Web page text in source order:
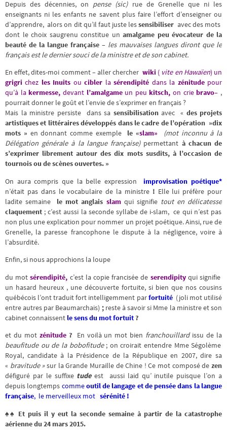
Depuis des décennies, on pense (sic)rue de Grenelle que ni les
enseignants ni les enfants ne savent plus faire l’effort d’enseigner ou
d’apprendre, alors on dit qu’il faut juste lessensibiliser avec des mots
dont le choix saugrenu constitue un amalgame peu évocateur de la
beauté de la langue française – les mauvaises langues diront que le
français est le dernier souci de la ministre et de son cabinet.
En effet, dites-moi comment – aller chercher wiki ( vite en Hawaïen) un
grigri chez les Inuits oucibler lasérendipité dans la zénitude pour
qu’à lakermesse, devantl’amalgame un peu kitsch,on criebravo– ,
pourrait donner le goût et l’envie de s’exprimer en français ?
Mais la ministre persiste dans sa sensibilisationavec « des projets
artistiques et littéraires développés dans le cadre de l’opération »dix
mots » en donnant comme exemple le «slam»
(mot inconnu à la
Délégation générale à la langue française)permettant à chacun de
s’exprimer librement autour des dix mots susdits, à l’occasion de
tournois ou de scènes ouvertes. »
On aura compris que la belle expression
improvisation poétique*
n’était pas dans le vocabulaire de la ministre! Elle lui préfère pour
ladite semaine le mot anglais slam qui signifie tout en délicatesse
claquement ; c’est aussi la seconde syllabe de i-slam, ce qui n’est pas
non plus une explication pour nommer un projet poétique. Ainsi, rue de
Grenelle, la paresse francophone le dispute à la négligence, voire à
l’absurdité.
Enfin, si nous approchions la loupe
du motsérendipité, c’est la copie francisée de serendipityqui signifie
un hasard heureux , une découverte fortuite, si bien que nos cousins
québécois l’ont traduit fort intelligemment parfortuité (joli mot utilisé
entre autres par Beaumarchais) ; reste à savoir si Mme la ministre et son
cabinet connaissentle sens du mot fortuit ?
et du mot zénitude? En voilà un mot bien franchouillardissu de la
beaufitude ou de la bobofitude; on croirait entendre Mme Ségolème
Royal, candidate à la Présidence de la République en 2007, dire sa
« bravitude »sur la Grande Muraille de Chine ! Ce mot composé dezen
défiguré par le suffixe tudeest aussi laid qu’ inutile puisque l’on a
depuis longtemps commeoutil de langage et de pensée dans la langue
française, le merveilleux mot sérénité !
♠♠ Et puis il y eut la seconde semaine à partir de la catastrophe
aérienne du 24 mars 2015.